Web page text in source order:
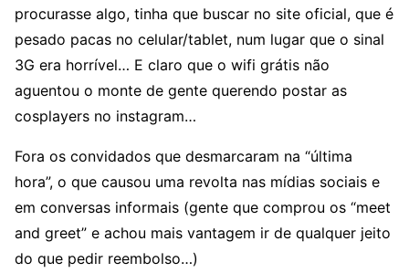
procurasse algo, tinha que buscar no site oficial, que é
pesado pacas no celular/tablet, num lugar que o sinal
3G era horrível… E claro que o wifi grátis não
aguentou o monte de gente querendo postar as
cosplayers no instagram…
Fora os convidados que desmarcaram na “última
hora”, o que causou uma revolta nas mídias sociais e
em conversas informais (gente que comprou os “meet
and greet” e achou mais vantagem ir de qualquer jeito
do que pedir reembolso…)